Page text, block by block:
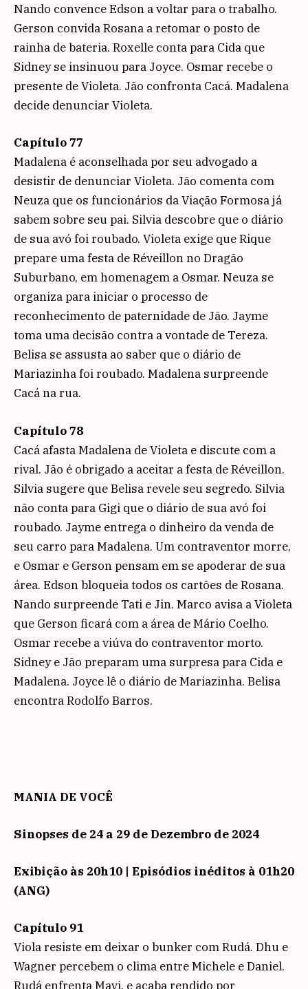
Nando convence Edson a voltar para o trabalho.
Gerson convida Rosana a retomar o posto de
rainha de bateria. Roxelle conta para Cida que
Sidney se insinuou para Joyce. Osmar recebe o
presente de Violeta. Jão confronta Cacá. Madalena
decide denunciar Violeta.
Capítulo 77
Madalena é aconselhada por seu advogado a
desistir de denunciar Violeta. Jão comenta com
Neuza que os funcionários da Viação Formosa já
sabem sobre seu pai. Silvia descobre que o diário
de sua avó foi roubado. Violeta exige que Rique
prepare uma festa de Réveillon no Dragão
Suburbano, em homenagem a Osmar. Neuza se
organiza para iniciar o processo de
reconhecimento de paternidade de Jão. Jayme
toma uma decisão contra a vontade de Tereza.
Belisa se assusta ao saber que o diário de
Mariazinha foi roubado. Madalena surpreende
Cacá na rua.
Capítulo 78
Cacá afasta Madalena de Violeta e discute com a
rival. Jão é obrigado a aceitar a festa de Réveillon.
Silvia sugere que Belisa revele seu segredo. Silvia
não conta para Gigi que o diário de sua avó foi
roubado. Jayme entrega o dinheiro da venda de
seu carro para Madalena. Um contraventor morre,
e Osmar e Gerson pensam em se apoderar de sua
área. Edson bloqueia todos os cartões de Rosana.
Nando surpreende Tati e Jin. Marco avisa a Violeta
que Gerson ficará com a área de Mário Coelho.
Osmar recebe a viúva do contraventor morto.
Sidney e Jão preparam uma surpresa para Cida e
Madalena. Joyce lê o diário de Mariazinha. Belisa
encontra Rodolfo Barros.
MANIA DE VOCÊ
Sinopses de 24 a 29 de Dezembro de 2024
Exibição às 20h10 | Episódios inéditos à 01h20
(ANG)
Capítulo 91
Viola resiste em deixar o bunker com Rudá. Dhu e
Wagner percebem o clima entre Michele e Daniel.
Rudá enfrenta Mavi, e acaba rendido por